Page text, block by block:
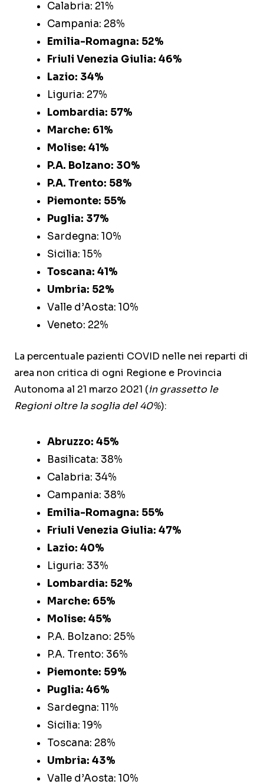
Calabria: 21%
Campania: 28%
Emilia-Romagna: 52%
Friuli Venezia Giulia: 46%
Lazio: 34%
Liguria: 27%
Lombardia: 57%
Marche: 61%
Molise: 41%
P.A. Bolzano: 30%
P.A. Trento: 58%
Piemonte: 55%
Puglia: 37%
Sardegna: 10%
Sicilia: 15%
Toscana: 41%
Umbria: 52%
Valle d’Aosta: 10%
Veneto: 22%
La percentuale pazienti COVID nelle nei reparti di
area non critica di ogni Regione e Provincia
Autonoma al 21 marzo 2021 (in grassetto le
Regioni oltre la soglia del 40%):
Abruzzo: 45%
Basilicata: 38%
Calabria: 34%
Campania: 38%
Emilia-Romagna: 55%
Friuli Venezia Giulia: 47%
Lazio: 40%
Liguria: 33%
Lombardia: 52%
Marche: 65%
Molise: 45%
P.A. Bolzano: 25%
P.A. Trento: 36%
Piemonte: 59%
Puglia: 46%
Sardegna: 11%
Sicilia: 19%
Toscana: 28%
Umbria: 43%
Valle d’Aosta: 10%